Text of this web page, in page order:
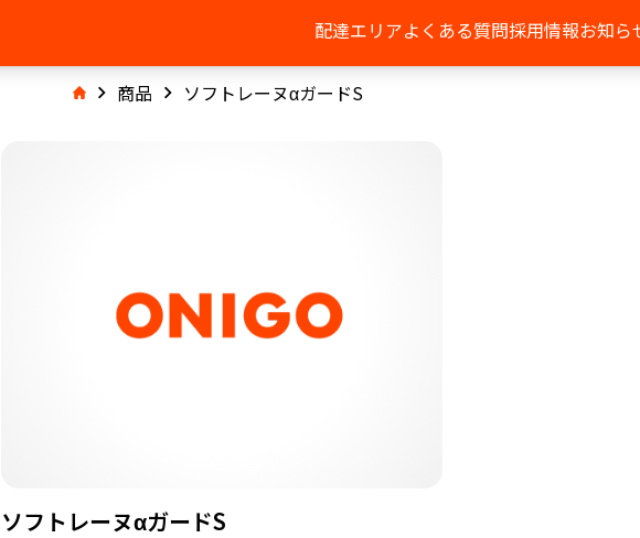
配達エリアよくある質問採用情報お知ら
商品 ソフトレーヌαガードS
ソフトレーヌαガードS